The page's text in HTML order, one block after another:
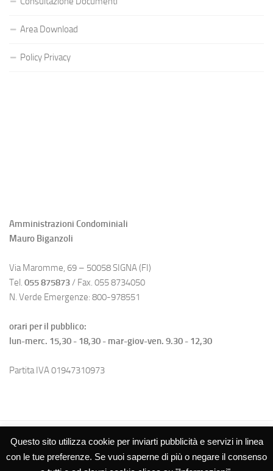
Area Download
Policy Privacy
Amministrazioni Condominiali
Mauro Biganzoli
Via Maromme, 69 – 50058 SIGNA (FI)
Tel. 055 875873/ Fax. 055 8734050
N. Verde Emergenze: 800-978551
orari per il pubblico:
lun-merc. 15,30 - 18,30 - mar-giov-ven. 9.30 - 12,30
Partita IVA 01947310973
Questo sito utilizza cookie per inviarti pubblicità e servizi in linea
con le tue preferenze. Se vuoi saperne di più o negare il consenso